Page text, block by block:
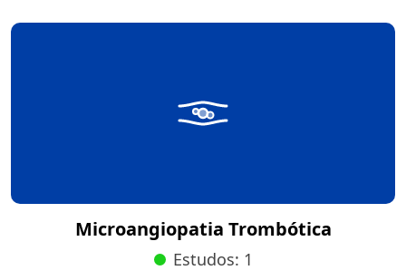
Microangiopatia Trombótica
Estudos: 1